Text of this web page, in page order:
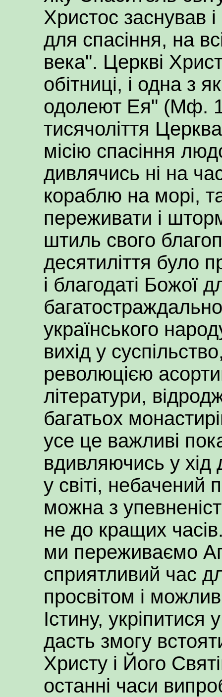
Христос заснував
для спасіння, на
века". Церкві
обітниці, і одна з
одолеют Ея" (Мф.
тисячоліття
місію спасіння
дивлячись ні на
кораблю на морі,
переживати і
штиль свого
десятиліття було
і благодаті Божої
українського
вихід у
революцією
літератури,
багатьох
усе це важливі
вдивляючись у хід
у світі, небачений
можна з
не до кращих
ми переживаємо
сприятливий час
просвітом і
Істину, укріпитися
дасть змогу
Христу і Його
останні часи